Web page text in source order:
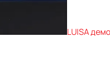
LUISA